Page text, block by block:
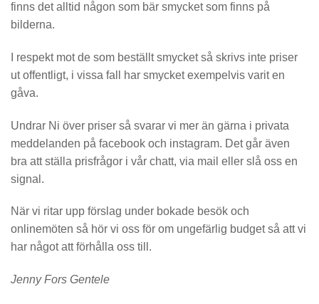
finns det alltid någon som bär smycket som finns på
bilderna.
I respekt mot de som beställt smycket så skrivs inte priser
ut offentligt, i vissa fall har smycket exempelvis varit en
gåva.
Undrar Ni över priser så svarar vi mer än gärna i privata
meddelanden på facebook och instagram. Det går även
bra att ställa prisfrågor i vår chatt, via mail eller slå oss en
signal.
När vi ritar upp förslag under bokade besök och
onlinemöten så hör vi oss för om ungefärlig budget så att vi
har något att förhålla oss till.
Jenny Fors Gentele